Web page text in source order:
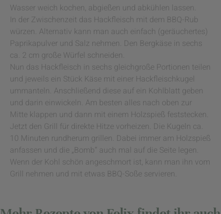
Wasser weich kochen, abgießen und abkühlen lassen.
In der Zwischenzeit das Hackfleisch mit dem BBQ-Rub
würzen. Alternativ kann man auch einfach (geräuchertes)
Paprikapulver und Salz nehmen. Den Bergkäse in sechs
ca. 2 cm große Würfel schneiden.
Nun das Hackfleisch in sechs gleichgroße Portionen teilen
und jeweils ein Stück Käse mit einer Hackfleischkugel
ummanteln. Anschließend diese auf ein Kohlblatt geben
und darin einwickeln. Am besten alles nach oben zur
Mitte klappen und dann mit einem Holzspieß feststecken.
Jetzt den Grill für direkte Hitze vorheizen. Die Kugeln ca.
10 Minuten rundherum grillen. Dabei immer am Holzspieß
anfassen und die „Bomb“ auch mal auf die Seite legen.
Wenn der Kohl schön angeschmort ist, kann man ihn vom
Grill nehmen und mit etwas BBQ-Soße servieren.